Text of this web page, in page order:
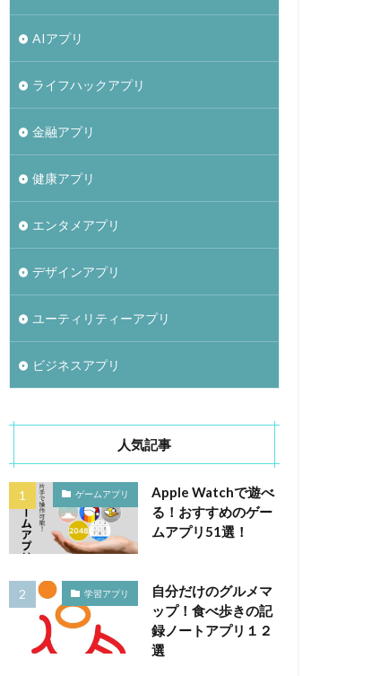
AIアプリ
ライフハックアプリ
金融アプリ
健康アプリ
エンタメアプリ
デザインアプリ
ユーティリティーアプリ
ビジネスアプリ
人気記事
ゲームアプリ
Apple Watchで遊べ
る！おすすめのゲー
ムアプリ51選！
学習アプリ
自分だけのグルメマ
ップ！食べ歩きの記
録ノートアプリ１２
選